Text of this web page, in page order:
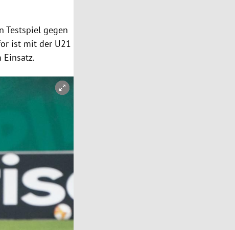
Testspiel gegen
ist mit der U21
Einsatz.